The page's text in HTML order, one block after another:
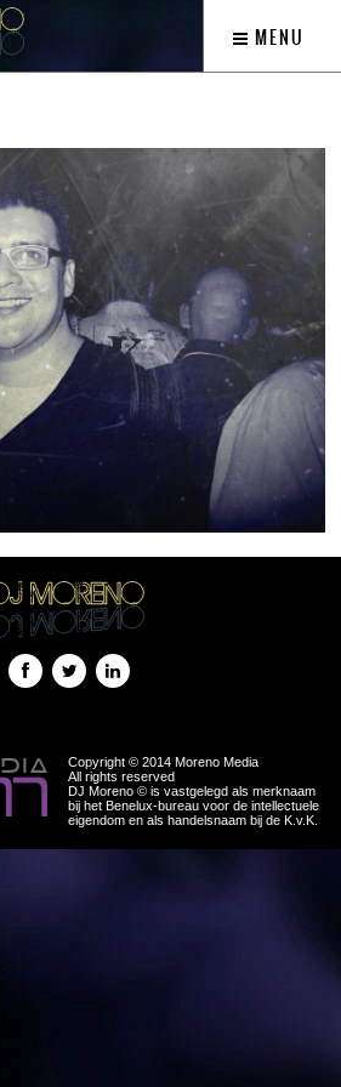
MENU
Copyright © 2014 Moreno Media
All rights reserved
DJ Moreno © is vastgelegd als merknaam
bij het Benelux-bureau voor de intellectuele
eigendom en als handelsnaam bij de K.v.K.